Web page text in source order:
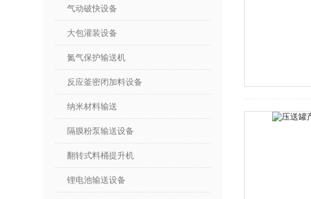
气动破快设备
大包灌装设备
氮气保护输送机
反应釜密闭加料设备
纳米材料输送
隔膜粉泵输送设备
翻转式料桶提升机
锂电池输送设备